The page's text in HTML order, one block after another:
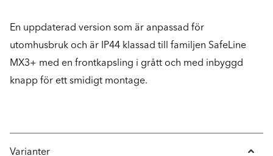
En uppdaterad version som är anpassad för
utomhusbruk och är IP44 klassad till familjen SafeLine
MX3+ med en frontkapsling i grått och med inbyggd
knapp för ett smidigt montage.
Varianter